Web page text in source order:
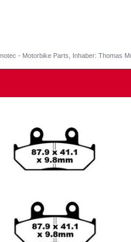
- Motorbike Parts, Inhaber: Thomas